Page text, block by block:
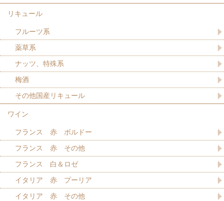
リキュール
フルーツ系
薬草系
ナッツ、特殊系
梅酒
その他国産リキュール
ワイン
フランス 赤 ボルドー
フランス 赤 その他
フランス 白＆ロゼ
イタリア 赤 プーリア
イタリア 赤 その他